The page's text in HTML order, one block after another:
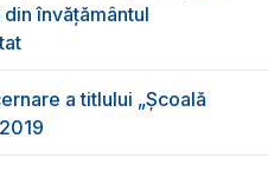
învățământul
a titlului „Şcoală